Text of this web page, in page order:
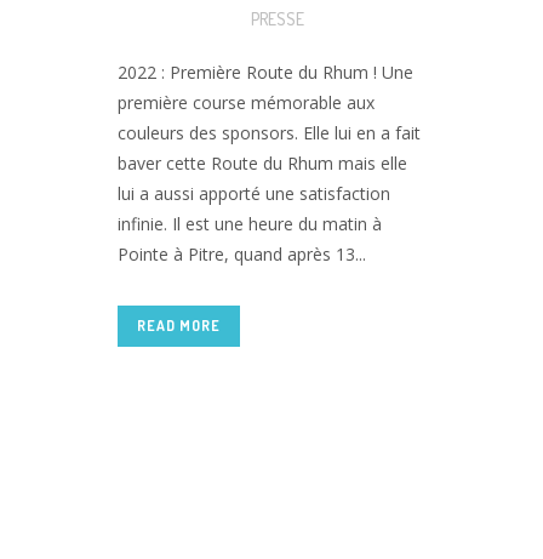
PRESSE
2022 : Première Route du Rhum ! Une
première course mémorable aux
couleurs des sponsors. Elle lui en a fait
baver cette Route du Rhum mais elle
lui a aussi apporté une satisfaction
infinie. Il est une heure du matin à
Pointe à Pitre, quand après 13...
READ MORE